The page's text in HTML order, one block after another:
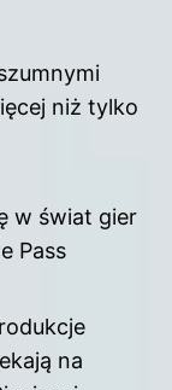
niż tylko
w świat gier
Pass
na